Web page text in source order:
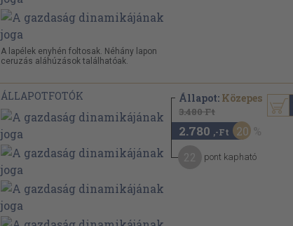
A lapélek enyhén foltosak. Néhány lapon
ceruzás aláhúzások találhatóak.
ÁLLAPOTFOTÓK Állapot: Közepes
3.480 Ft
2.780 ,-Ft 20
pont kapható